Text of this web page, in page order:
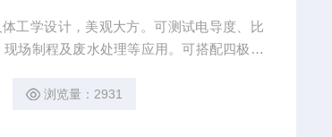
工学设计，美观大方。可测试电导度、比
场制程及废水处理等应用。可搭配四极式
浏览量：2931